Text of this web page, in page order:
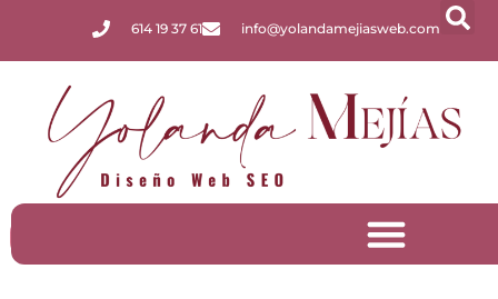
614 19 37 61 info@yolandamejiasweb.com